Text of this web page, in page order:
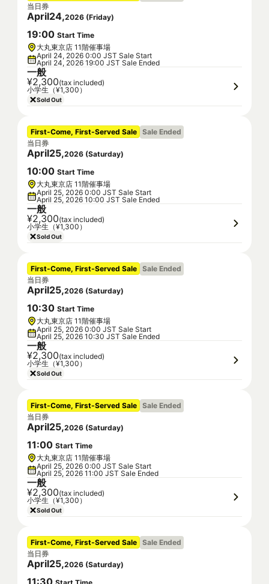
当日券
April24,2026 (Friday)
19:00 Start Time
大丸東京店 11階催事場
April 24, 2026 0:00 JST Sale Start
April 24, 2026 19:00 JST Sale Ended
一般
¥2,300(tax included)
小学生（¥1,300）
Sold Out
First-Come, First-Served Sale Sale Ended
当日券
April25,2026 (Saturday)
10:00 Start Time
大丸東京店 11階催事場
April 25, 2026 0:00 JST Sale Start
April 25, 2026 10:00 JST Sale Ended
一般
¥2,300(tax included)
小学生（¥1,300）
Sold Out
First-Come, First-Served Sale Sale Ended
当日券
April25,2026 (Saturday)
10:30 Start Time
大丸東京店 11階催事場
April 25, 2026 0:00 JST Sale Start
April 25, 2026 10:30 JST Sale Ended
一般
¥2,300(tax included)
小学生（¥1,300）
Sold Out
First-Come, First-Served Sale Sale Ended
当日券
April25,2026 (Saturday)
11:00 Start Time
大丸東京店 11階催事場
April 25, 2026 0:00 JST Sale Start
April 25, 2026 11:00 JST Sale Ended
一般
¥2,300(tax included)
小学生（¥1,300）
Sold Out
First-Come, First-Served Sale Sale Ended
当日券
April25,2026 (Saturday)
11:30